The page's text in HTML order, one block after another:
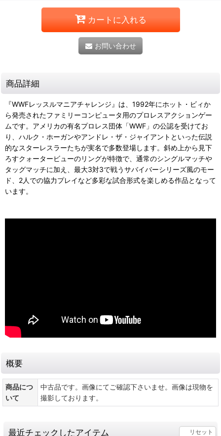
カートに入れる
お問い合わせ
商品詳細
『WWFレッスルマニアチャレンジ』は、1992年にホット・ビィか
ら発売されたファミリーコンピュータ用のプロレスアクションゲー
ムです。アメリカの有名プロレス団体「WWF」の公認を受けてお
り、ハルク・ホーガンやアンドレ・ザ・ジャイアントといった伝説
的なスターレスラーたちが実名で多数登場します。斜め上から見下
ろすクォータービューのリングが特徴で、通常のシングルマッチや
タッグマッチに加え、最大3対3で戦うサバイバーシリーズ風のモー
ド、2人での協力プレイなど多彩な試合形式を楽しめる作品となって
います。
概要
商品につ
いて
中古品です。画像にてご確認下さいませ。画像は現物を
撮影しております。
最近チェックしたアイテム リセット